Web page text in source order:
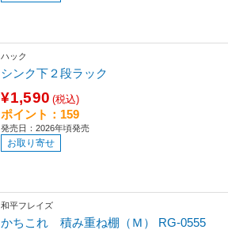
ハック
シンク下２段ラック
¥1,590 (税込)
ポイント：159
発売日：2026年頃発売
お取り寄せ
和平フレイズ
かちこれ 積み重ね棚（Ｍ） RG-0555